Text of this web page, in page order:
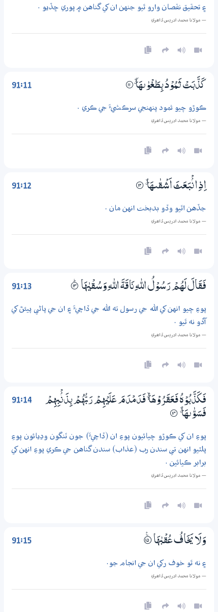
۽ تحقيق نقصان وارو ٿيو جنهن ان کي گناهن ۾ پوري ڇڏيو .
— مولانا محمد ادريس ڏاھري
91:11 كَذَّبَتْ ثَـمُوْدُ بِطَغْوٰىهَآ ۽ ۝11
ڪوڙو چيو ثمود پنهنجي سرڪشيءَ جي ڪري .
— مولانا محمد ادريس ڏاھري
91:12 اِذِ انْۢبَعَثَ اَشْقٰىهَا ۽ ۝12
جڏهن اٿيو وڏو بدبخت انهن مان .
— مولانا محمد ادريس ڏاھري
91:13 فَقَالَ لَهُمْ رَسُوْلُ اللّٰهِ نَاقَةَ اللّٰهِ وَسُقْيٰهَا ۝ۭ13
پوءِ چيو انهن کي الله جي رسول ته الله جي ڏاچيءَ ۽ ان جي پاڻي پيئڻ کي
آڏو نه ٿيو .
— مولانا محمد ادريس ڏاھري
91:14
فَكَذَّبُوْهُ فَعَقَرُوْهَا ۱ فَدَمْدَمَ عَلَيْهِمْ رَبُّهُمْ بِذَنْۢبِهِمْ
فَسَوّٰىهَا ۽
۝14
پوءِ ان کي ڪوڙو چيائيون پوءِ ان (ڏاچيءَ) جون ٽنگون وڍيائون پوءِ
پلٽيو انهن تي سندن رب (عذاب) سندن گناهن جي ڪري پوءِ انهن کي
برابر ڪيائين .
— مولانا محمد ادريس ڏاھري
91:15 وَلَا يَخَافُ عُقْبٰهَا ؀ۧ15
۽ نه ٿو خوف رکي ان جي انجام جو.
— مولانا محمد ادريس ڏاھري